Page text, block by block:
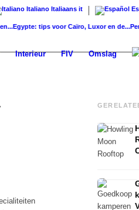
Italiano Italiaans it
tips voor Caïro, Luxor en de...Per
Interieur FIV Omslag